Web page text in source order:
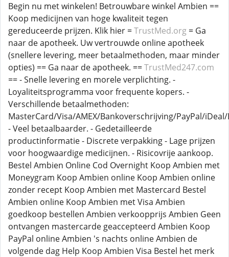
Begin nu met winkelen! Betrouwbare winkel Ambien ==
Koop medicijnen van hoge kwaliteit tegen
gereduceerde prijzen. Klik hier =TrustMed.org = Ga
naar de apotheek. Uw vertrouwde online apotheek
(snellere levering, meer betaalmethoden, maar minder
opties) == Ga naar de apotheek. ==TrustMed247.com
== - Snelle levering en morele verplichting. -
Loyaliteitsprogramma voor frequente kopers. -
Verschillende betaalmethoden:
MasterCard/Visa/AMEX/Bankoverschrijving/PayPal/
- Veel betaalbaarder. - Gedetailleerde
productinformatie - Discrete verpakking - Lage prijzen
voor hoogwaardige medicijnen. - Risicovrije aankoop.
Bestel Ambien Online Cod Overnight Koop Ambien met
Moneygram Koop Ambien online Koop Ambien online
zonder recept Koop Ambien met Mastercard Bestel
Ambien online Koop Ambien met Visa Ambien
goedkoop bestellen Ambien verkoopprijs Ambien Geen
ontvangen mastercarde geaccepteerd Ambien Koop
PayPal online Ambien 's nachts online Ambien de
volgende dag Help Koop Ambien Visa Bestel het merk